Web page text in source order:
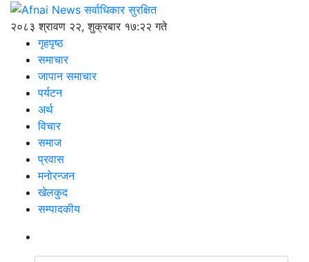
२०८३ श्रावण २२, शुक्रबार १७:२२ गते
गृहपृष्ठ
समाचार
जापान समाचार
पर्यटन
अर्थ
विचार
समाज
प्रवास
मनोरन्जन
खेलकुद
सम्पादकीय